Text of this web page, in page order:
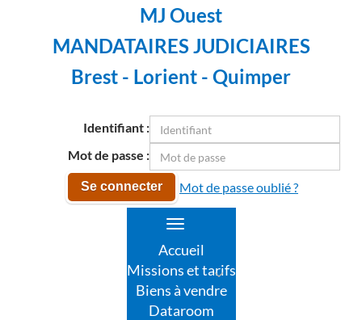
MJ Ouest
MANDATAIRES JUDICIAIRES
Brest - Lorient - Quimper
Identifiant :
Mot de passe :
Se connecter Mot de passe oublié ?
Toggle
navigation
Accueil
Missions et tarifs
Biens à vendre
Dataroom